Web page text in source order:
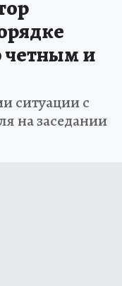
четным и
ситуации с
на заседании